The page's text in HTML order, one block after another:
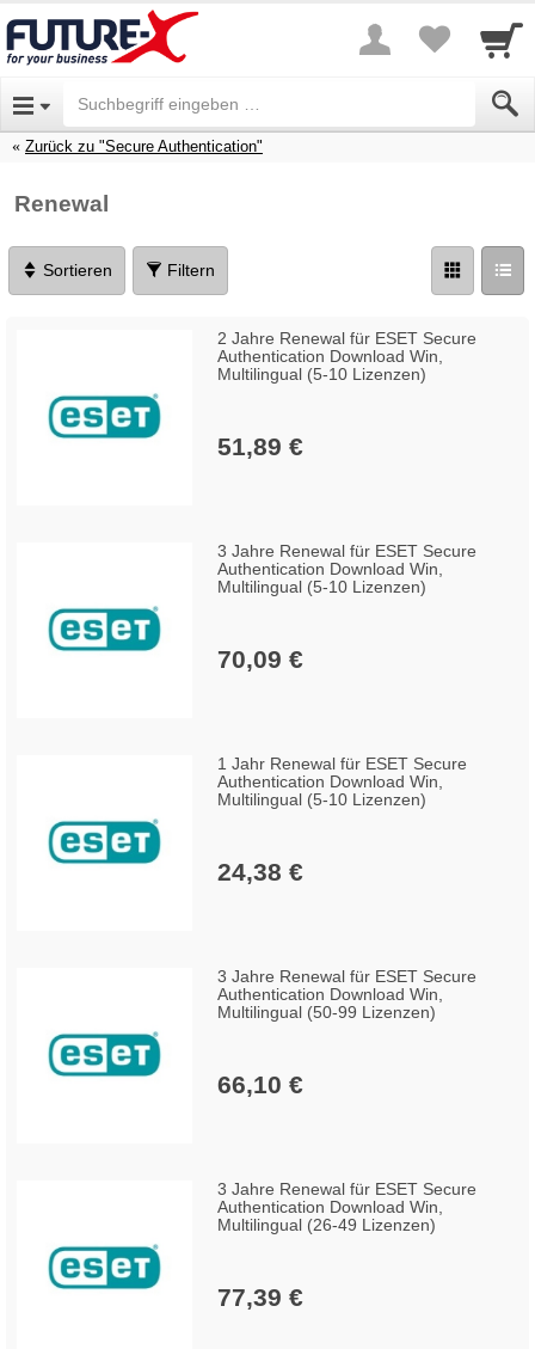
Zurück zu "Secure Authentication"
Renewal
Sortieren Filtern
2 Jahre Renewal für ESET Secure
Authentication Download Win,
Multilingual (5-10 Lizenzen)
51,89 €
3 Jahre Renewal für ESET Secure
Authentication Download Win,
Multilingual (5-10 Lizenzen)
70,09 €
1 Jahr Renewal für ESET Secure
Authentication Download Win,
Multilingual (5-10 Lizenzen)
24,38 €
3 Jahre Renewal für ESET Secure
Authentication Download Win,
Multilingual (50-99 Lizenzen)
66,10 €
3 Jahre Renewal für ESET Secure
Authentication Download Win,
Multilingual (26-49 Lizenzen)
77,39 €